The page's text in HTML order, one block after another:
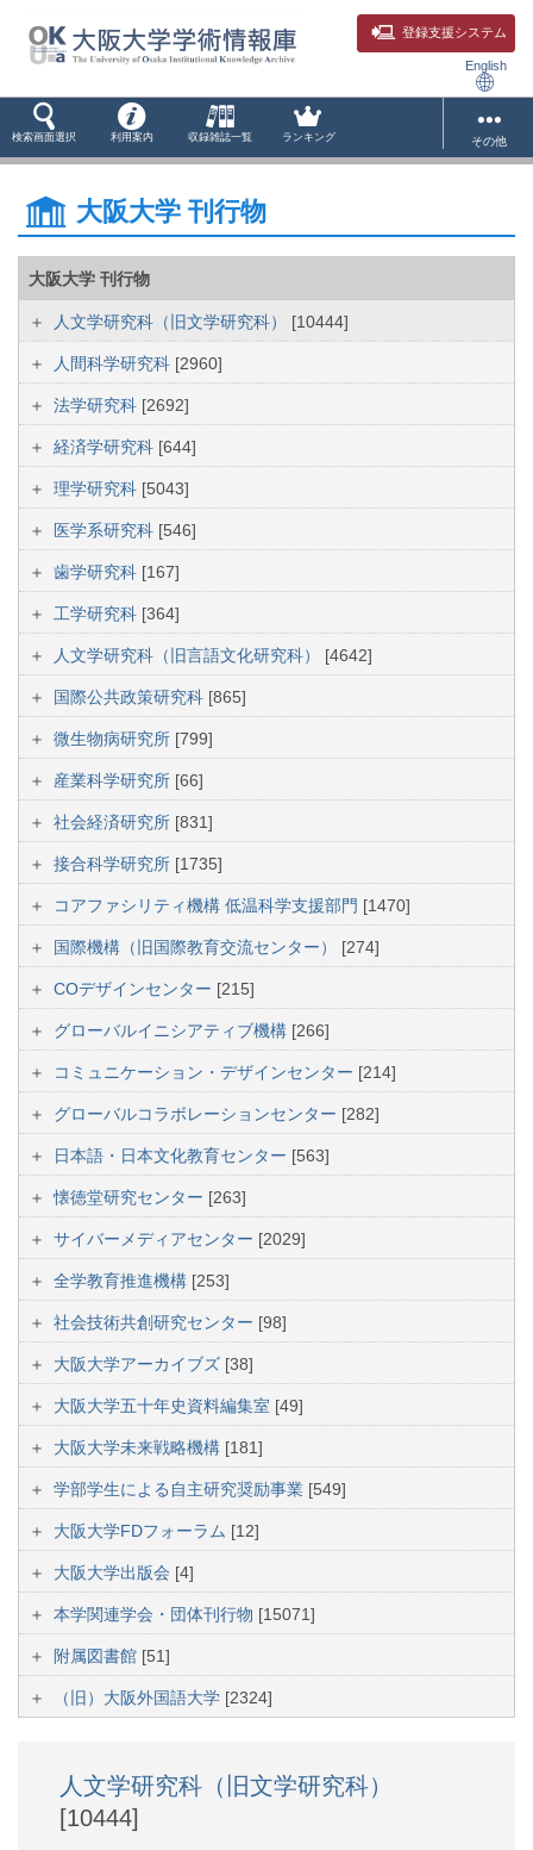
登録支援システム
English
検索画面選択 利用案内 収録雑誌一覧 ランキング その他
大阪大学 刊行物
大阪大学 刊行物
人文学研究科（旧文学研究科） [10444]
人間科学研究科 [2960]
法学研究科 [2692]
経済学研究科 [644]
理学研究科 [5043]
医学系研究科 [546]
歯学研究科 [167]
工学研究科 [364]
人文学研究科（旧言語文化研究科） [4642]
国際公共政策研究科 [865]
微生物病研究所 [799]
産業科学研究所 [66]
社会経済研究所 [831]
接合科学研究所 [1735]
コアファシリティ機構 低温科学支援部門 [1470]
国際機構（旧国際教育交流センター） [274]
COデザインセンター [215]
グローバルイニシアティブ機構 [266]
コミュニケーション・デザインセンター [214]
グローバルコラボレーションセンター [282]
日本語・日本文化教育センター [563]
懐徳堂研究センター [263]
サイバーメディアセンター [2029]
全学教育推進機構 [253]
社会技術共創研究センター [98]
大阪大学アーカイブズ [38]
大阪大学五十年史資料編集室 [49]
大阪大学未来戦略機構 [181]
学部学生による自主研究奨励事業 [549]
大阪大学FDフォーラム [12]
大阪大学出版会 [4]
本学関連学会・団体刊行物 [15071]
附属図書館 [51]
（旧）大阪外国語大学 [2324]
人文学研究科（旧文学研究科）
[10444]